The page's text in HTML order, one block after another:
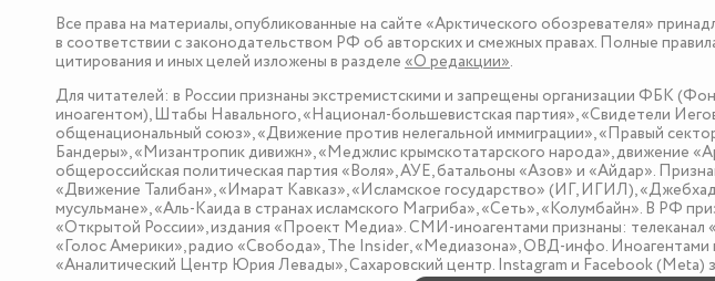
Все права на материалы, опубликованные на сайте «Арктического обозревателя»
в соответствии с законодательством РФ об авторских и смежных правах. Полные
цитирования и иных целей изложены в разделе «О редакции».
Для читателей: в России признаны экстремистскими и запрещены организации ФБК
иноагентом), Штабы Навального, «Национал-большевистская партия», «Свидетели
общенациональный союз», «Движение против нелегальной иммиграции», «Правый
Бандеры», «Мизантропик дивижн», «Меджлис крымскотатарского народа», движение
общероссийская политическая партия «Воля», АУЕ, батальоны «Азов» и «Айдар».
«Движение Талибан», «Имарат Кавказ», «Исламское государство» (ИГ, ИГИЛ),
мусульмане», «Аль-Каида в странах исламского Магриба», «Сеть», «Колумбайн». В РФ
«Открытой России», издания «Проект Медиа». СМИ-иноагентами признаны:
«Голос Америки», радио «Свобода», The Insider, «Медиазона», ОВД-инфо.
«Аналитический Центр Юрия Левады», Сахаровский центр. Instagram и Facebook (Metа)